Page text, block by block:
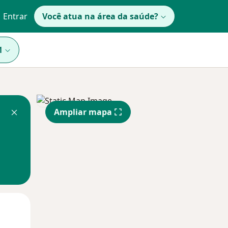
Entrar Você atua na área da saúde?
Ampliar mapa